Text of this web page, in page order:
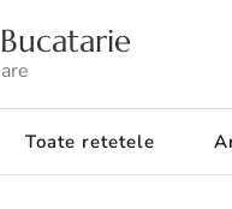
Toate retetele